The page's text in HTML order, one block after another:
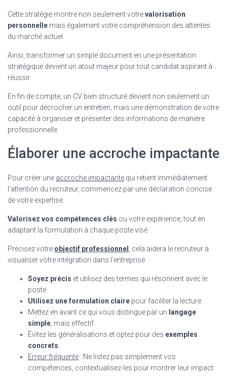
Cette stratégie montre non seulement votrevalorisation
personnelle mais également votre compréhension des attentes
du marché actuel.
Ainsi, transformer un simple document en une présentation
stratégique devient un atout majeur pour tout candidat aspirant à
réussir.
En fin de compte, un CV bien structuré devient non seulement un
outil pour décrocher un entretien, mais une démonstration de votre
capacité à organiser et présenter des informations de manière
professionnelle.
Élaborer une accroche impactante
Pour créer une accroche impactante qui retient immédiatement
l’attention du recruteur, commencez par une déclaration concise
de votre expertise.
Valorisez vos compétences clés ou votre expérience, tout en
adaptant la formulation à chaque poste visé.
Précisez votre objectif professionnel
, cela aidera le recruteur à
visualiser votre intégration dans l’entreprise.
Soyez précis et utilisez des termes qui résonnent avec le
poste.
Utilisez une formulation claire pour faciliter la lecture.
Mettez en avant ce qui vous distingue par un langage
simple , mais effectif.
Évitez les généralisations et optez pour des exemples
concrets
Erreur fréquente : Ne listez pas simplement vos
compétences, contextualisez-les pour montrer leur impact.